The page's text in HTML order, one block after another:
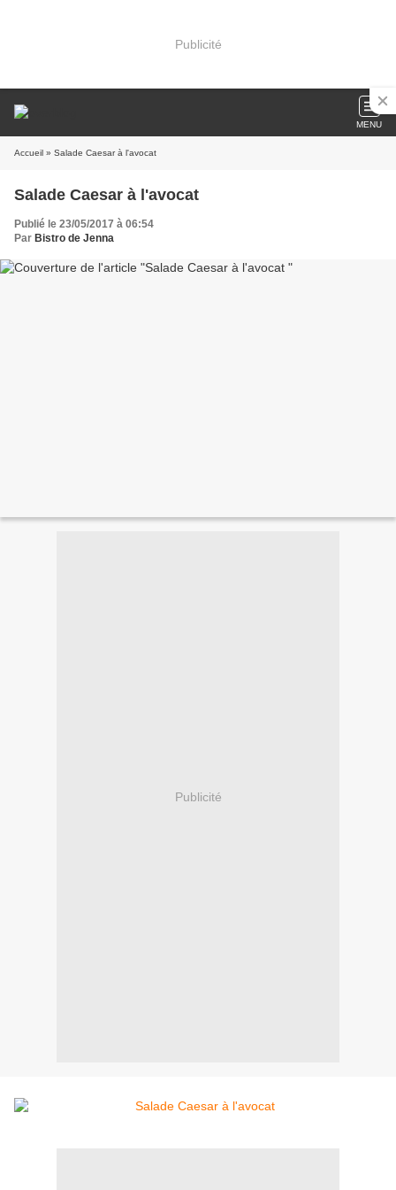
Publicité
MENU
Accueil » Salade Caesar à l'avocat
Salade Caesar à l'avocat
Publié le 23/05/2017 à 06:54
Par Bistro de Jenna
Publicité